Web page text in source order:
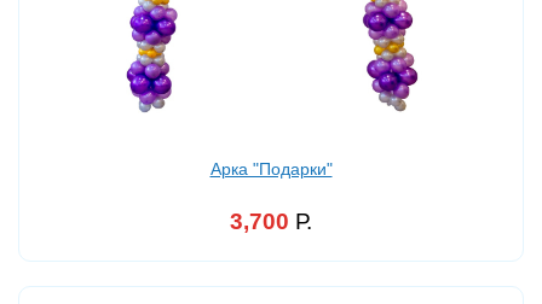
Арка "Подарки"
3,700 Р.